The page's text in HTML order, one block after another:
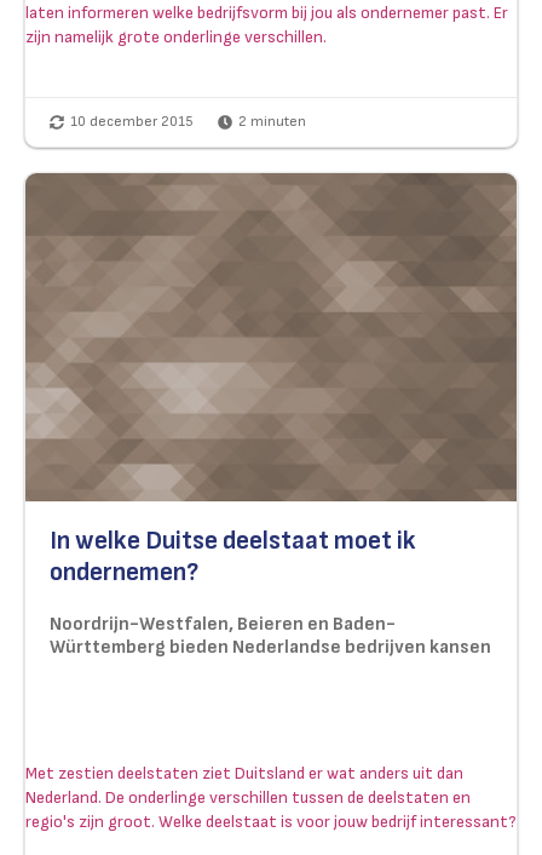
laten informeren welke bedrijfsvorm bij jou als ondernemer past. Er
zijn namelijk grote onderlinge verschillen.
10 december 2015 2 minuten
In welke Duitse deelstaat moet ik
ondernemen?
Noordrijn-Westfalen, Beieren en Baden-
Württemberg bieden Nederlandse bedrijven kansen
Met zestien deelstaten ziet Duitsland er wat anders uit dan
Nederland. De onderlinge verschillen tussen de deelstaten en
regio's zijn groot. Welke deelstaat is voor jouw bedrijf interessant?